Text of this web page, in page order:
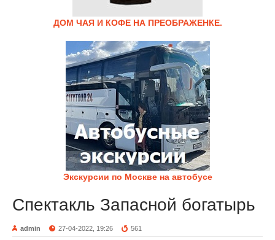
ДОМ ЧАЯ И КОФЕ НА ПРЕОБРАЖЕНКЕ.
Экскурсии по Москве на автобусе
Спектакль Запасной богатырь
admin 27-04-2022, 19:26 561